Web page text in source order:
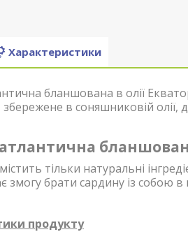
Характеристики
бланшована в олії
збережене в соняшниковій
тільки натуральні
змогу брати сардину із собою в
продукту